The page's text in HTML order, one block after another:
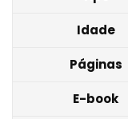
Idade
Páginas
E-book